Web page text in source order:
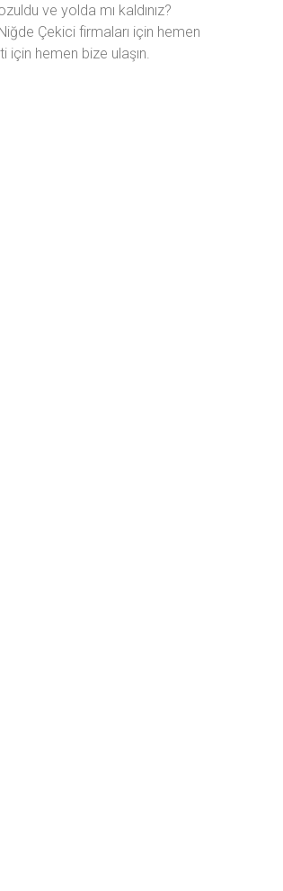
ve yolda mı kaldınız?
Çekici firmaları için hemen
için hemen bize ulaşın.